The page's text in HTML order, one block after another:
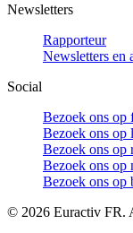
Newsletters
Rapporteur
Newsletters en
Social
Bezoek ons op
Bezoek ons op
Bezoek ons op
Bezoek ons op
Bezoek ons op
© 2026 Euractiv FR.